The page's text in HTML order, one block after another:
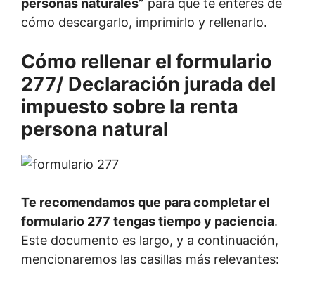
personas naturales” para que te enteres de
cómo descargarlo, imprimirlo y rellenarlo.
Cómo rellenar el formulario
277/ Declaración jurada del
impuesto sobre la renta
persona natural
Te recomendamos que para completar el
formulario 277 tengas tiempo y paciencia.
Este documento es largo, y a continuación,
mencionaremos las casillas más relevantes: